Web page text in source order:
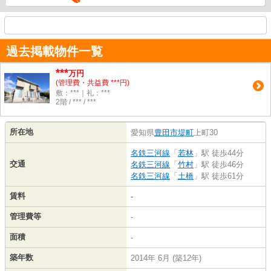
過去掲載物件一覧
***万円
(管理費・共益費 ***円)
敷：***｜礼：***
2階 / *** / ***
所在地 愛知県豊田市堤町上町30
交通
名鉄三河線 「 若林 」駅 徒歩44分
名鉄三河線 「 竹村 」駅 徒歩46分
名鉄三河線 「 土橋 」駅 徒歩61分
賃料 -
管理費等 -
面積 -
築年数 2014年 6月 (築12年)